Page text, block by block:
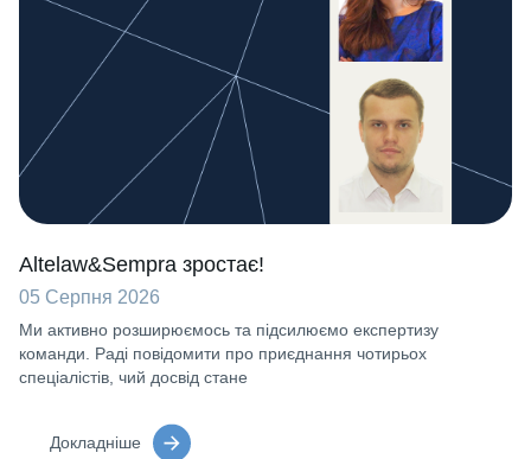
Altelaw&Sempra зростає!
05 Серпня 2026
Ми активно розширюємось та підсилюємо експертизу
команди. Раді повідомити про приєднання чотирьох
спеціалістів, чий досвід стане
Докладніше